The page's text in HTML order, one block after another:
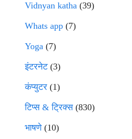
Vidnyan katha (39)
Whats app (7)
Yoga (7)
इंटरनेट(3)
कंप्युटर (1)
टिप्स & ट्रिक्स(830)
भाषणे(10)